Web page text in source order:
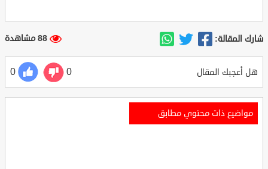
شارك المقالة: 88 مشاهدة
هل أعجبك المقال 0
0
مواضيع ذات محتوي مطابق